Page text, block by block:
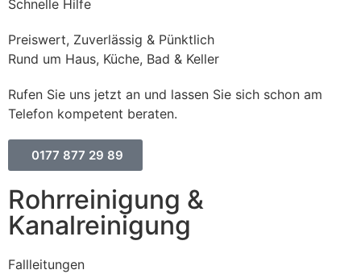
Schnelle Hilfe
Preiswert, Zuverlässig & Pünktlich
Rund um Haus, Küche, Bad & Keller
Rufen Sie uns jetzt an und lassen Sie sich schon am
Telefon kompetent beraten.
0177 877 29 89
Rohrreinigung &
Kanalreinigung
Fallleitungen